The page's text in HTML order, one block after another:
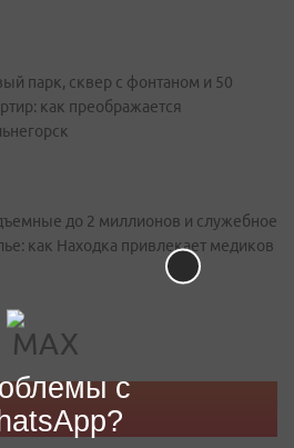
парк, сквер с фонтаном и 50
как преображается
до 2 миллионов и служебное
как Находка привлекает медиков
с